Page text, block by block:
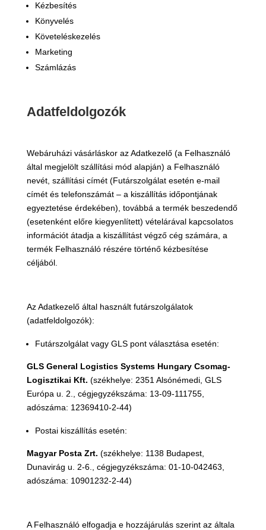
Kézbesítés
Könyvelés
Követeléskezelés
Marketing
Számlázás
Adatfeldolgozók
Webáruházi vásárláskor az Adatkezelő (a Felhasználó
által megjelölt szállítási mód alapján) a Felhasználó
nevét, szállítási címét (Futárszolgálat esetén e-mail
címét és telefonszámát – a kiszállítás időpontjának
egyeztetése érdekében), továbbá a termék beszedendő
(esetenként előre kiegyenlített) vételárával kapcsolatos
információt átadja a kiszállítást végző cég számára, a
termék Felhasználó részére történő kézbesítése
céljából.
Az Adatkezelő által használt futárszolgálatok
(adatfeldolgozók):
Futárszolgálat vagy GLS pont választása esetén:
GLS General Logistics Systems Hungary Csomag-
Logisztikai Kft. (székhelye: 2351 Alsónémedi, GLS
Európa u. 2., cégjegyzékszáma: 13-09-111755,
adószáma: 12369410-2-44)
Postai kiszállítás esetén:
Magyar Posta Zrt. (székhelye: 1138 Budapest,
Dunavirág u. 2-6., cégjegyzékszáma: 01-10-042463,
adószáma: 10901232-2-44)
A Felhasználó elfogadja e hozzájárulás szerint az általa